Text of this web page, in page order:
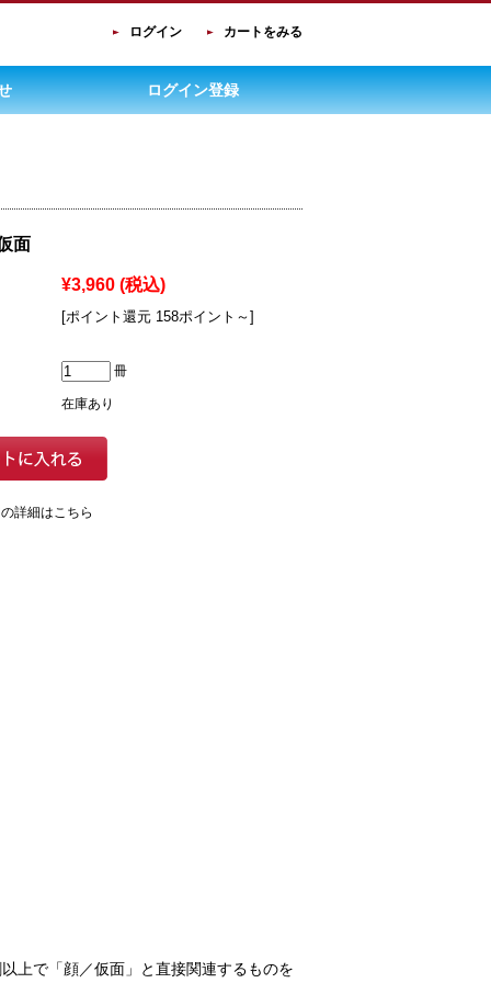
ログイン カートをみる
ログイン登録
面
¥3,960 (税込)
[ポイント還元 158ポイント～]
冊
在庫あり
詳細はこちら
上で「顔／仮面」と直接関連するものを